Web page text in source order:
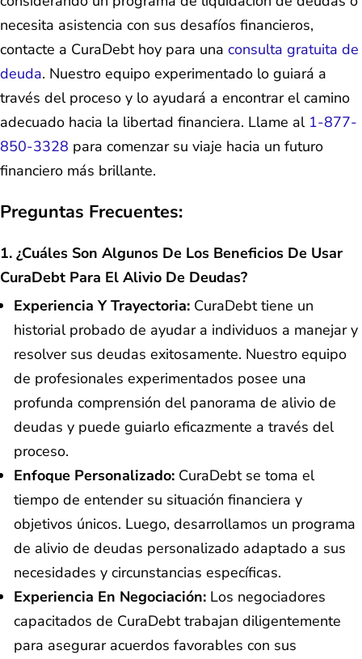
necesita asistencia con sus desafíos financieros,
contacte a CuraDebt hoy para una consulta gratuita de
deuda. Nuestro equipo experimentado lo guiará a
través del proceso y lo ayudará a encontrar el camino
adecuado hacia la libertad financiera. Llame al 1-877-
850-3328 para comenzar su viaje hacia un futuro
financiero más brillante.
Preguntas Frecuentes:
1. ¿Cuáles Son Algunos De Los Beneficios De Usar
CuraDebt Para El Alivio De Deudas?
Experiencia Y Trayectoria: CuraDebt tiene un
historial probado de ayudar a individuos a manejar y
resolver sus deudas exitosamente. Nuestro equipo
de profesionales experimentados posee una
profunda comprensión del panorama de alivio de
deudas y puede guiarlo eficazmente a través del
proceso.
Enfoque Personalizado: CuraDebt se toma el
tiempo de entender su situación financiera y
objetivos únicos. Luego, desarrollamos un programa
de alivio de deudas personalizado adaptado a sus
necesidades y circunstancias específicas.
Experiencia En Negociación: Los negociadores
capacitados de CuraDebt trabajan diligentemente
para asegurar acuerdos favorables con sus